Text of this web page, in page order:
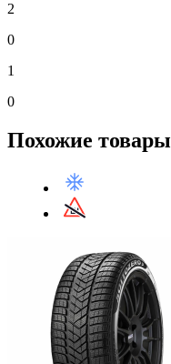
2
0
1
0
Похожие товары